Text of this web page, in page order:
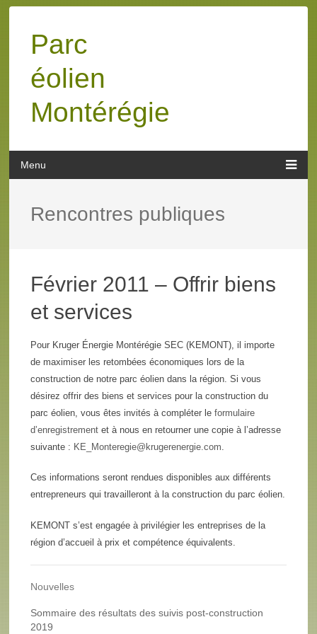
Parc
éolien
Montérégie
Rencontres publiques
Février 2011 – Offrir biens
et services
Pour Kruger Énergie Montérégie SEC (KEMONT), il importe
de maximiser les retombées économiques lors de la
construction de notre parc éolien dans la région. Si vous
désirez offrir des biens et services pour la construction du
parc éolien, vous êtes invités à compléter le formulaire
d’enregistrementet à nous en retourner une copie à l’adresse
suivante : KE_Monteregie@krugerenergie.com
Ces informations seront rendues disponibles aux différents
entrepreneurs qui travailleront à la construction du parc éolien.
KEMONT s’est engagée à privilégier les entreprises de la
région d’accueil à prix et compétence équivalents.
Nouvelles
Sommaire des résultats des suivis post-construction
2019